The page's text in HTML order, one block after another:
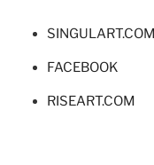
SINGULART.COM
FACEBOOK
RISEART.COM